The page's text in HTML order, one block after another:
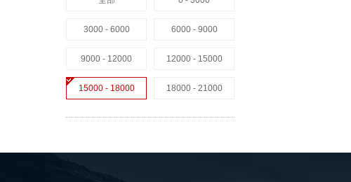
3000 - 6000 6000 - 9000
9000 - 12000 12000 - 15000
15000 - 18000 18000 - 21000